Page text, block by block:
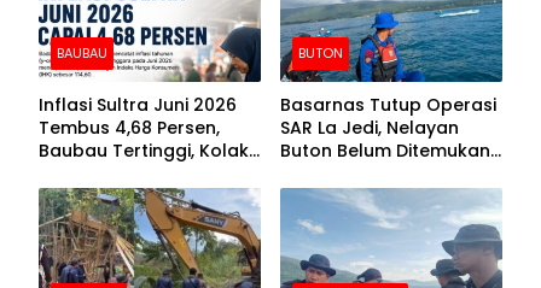
BAUBAU
Inflasi Sultra Juni 2026
Tembus 4,68 Persen,
Baubau Tertinggi, Kolaka
BUTON
Basarnas Tutup Operasi
SAR La Jedi, Nelayan
Buton Belum Ditemukan